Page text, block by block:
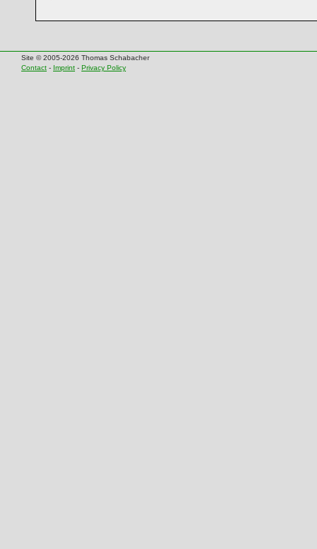
Site © 2005-2026 Thomas Schabacher
Contact - Imprint - Privacy Policy